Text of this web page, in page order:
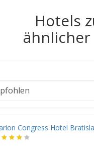
Hotels
ähnlicher
Congress Hotel